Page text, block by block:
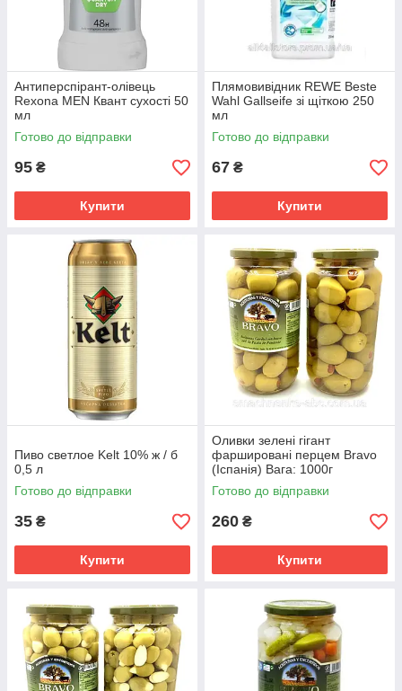
Антиперспірант-олівець
Rexona MEN Квант сухості 50
мл
Готово до відправки
95 ₴
Купити
Плямовивідник REWE Beste
Wahl Gallseife зі щіткою 250
мл
Готово до відправки
67 ₴
Купити
Пиво светлое Kelt 10% ж / б
0,5 л
Готово до відправки
35 ₴
Купити
Оливки зелені гігант
фаршировані перцем Bravo
(Іспанія) Вага: 1000г
Готово до відправки
260 ₴
Купити